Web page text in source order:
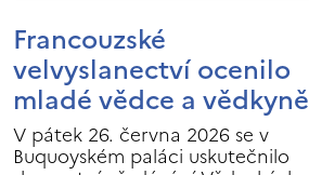
Francouzské
velvyslanectví ocenilo
mladé vědce a vědkyně
V pátek 26. června 2026 se v
Buquoyském paláci uskutečnilo